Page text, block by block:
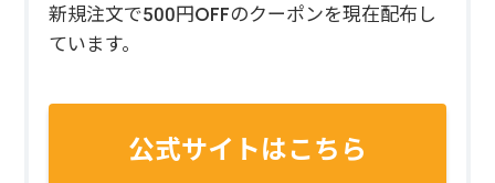
新規注文で500円OFFのクーポンを現在配布し
ています。
公式サイトはこちら